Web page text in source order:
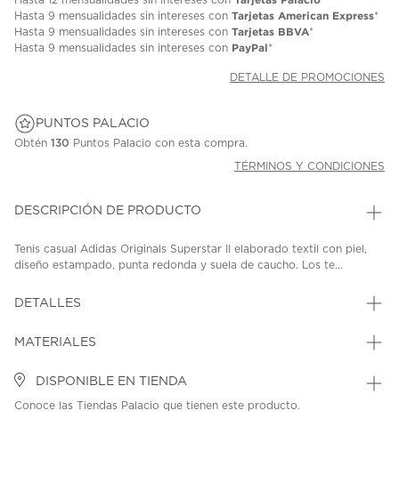
Hasta 9 mensualidades sin intereses con Tarjetas American Express*
Hasta 9 mensualidades sin intereses con Tarjetas BBVA*
Hasta 9 mensualidades sin intereses con PayPal*
DETALLE DE PROMOCIONES
PUNTOS PALACIO
Obtén 130 Puntos Palacio con esta compra.
TÉRMINOS Y CONDICIONES
DESCRIPCIÓN DE PRODUCTO
Tenis casual Adidas Originals Superstar II elaborado textil con piel,
diseño estampado, punta redonda y suela de caucho. Los te...
DETALLES
MATERIALES
DISPONIBLE EN TIENDA
Conoce las Tiendas Palacio que tienen este producto.